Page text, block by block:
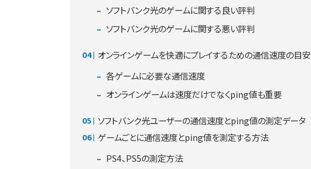
ソフトバンク光のゲームに関する良い評判
ソフトバンク光のゲームに関する悪い評判
オンラインゲームを快適にプレイするための通信速度の目安
各ゲームに必要な通信速度
オンラインゲームは速度だけでなくping値も重要
ソフトバンク光ユーザーの通信速度とping値の測定データ
ゲームごとに通信速度とping値を測定する方法
PS4、PS5の測定方法